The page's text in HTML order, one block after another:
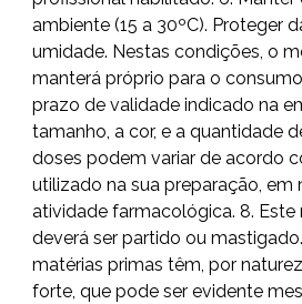
ambiente (15 a 30ºC). Proteger
umidade. Nestas condições, o
manterá próprio para o
prazo de validade indicado na
tamanho, a cor, e a quantidade
doses podem variar de acordo
utilizado na sua preparação, em
atividade farmacológica. 8.
deverá ser partido ou
matérias primas têm, por
forte, que pode ser evidente